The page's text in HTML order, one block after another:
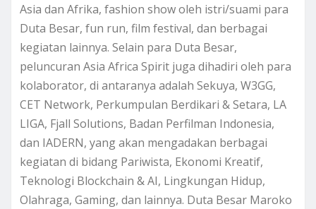
Asia dan Afrika, fashion show oleh istri/suami para
Duta Besar, fun run, film festival, dan berbagai
kegiatan lainnya. Selain para Duta Besar,
peluncuran Asia Africa Spirit juga dihadiri oleh para
kolaborator, di antaranya adalah Sekuya, W3GG,
CET Network, Perkumpulan Berdikari & Setara, LA
LIGA, Fjall Solutions, Badan Perfilman Indonesia,
dan IADERN, yang akan mengadakan berbagai
kegiatan di bidang Pariwista, Ekonomi Kreatif,
Teknologi Blockchain & AI, Lingkungan Hidup,
Olahraga, Gaming, dan lainnya. Duta Besar Maroko